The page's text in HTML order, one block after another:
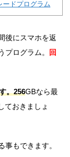
ードプログラム
後にスマホを返
ログラム。
回
。256GBなら最
ておきましょ
もできます。